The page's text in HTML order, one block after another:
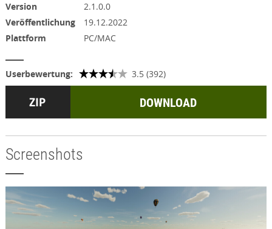
Version
2.1.0.0
Veröffentlichung
19.12.2022
Plattform
PC/MAC
Userbewertung: 3.5 (392)
DOWNLOAD
Screenshots